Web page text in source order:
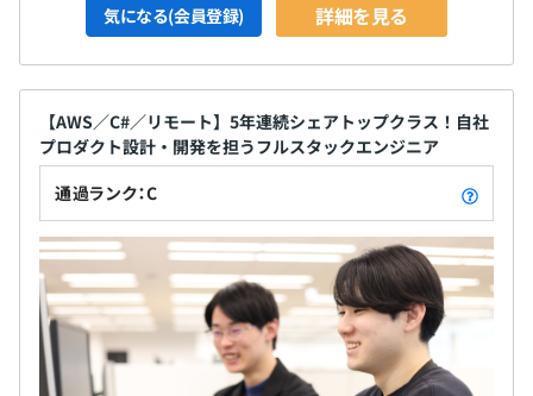
気になる(会員登録) 詳細を見る
【AWS／C#／リモート】5年連続シェアトップクラス！自社
プロダクト設計・開発を担うフルスタックエンジニア
通過ランク：C